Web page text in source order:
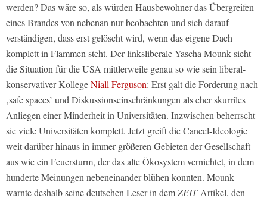
werden? Das wäre so, als würden Hausbewohner das Übergreifen
eines Brandes von nebenan nur beobachten und sich darauf
verständigen, dass erst gelöscht wird, wenn das eigene Dach
komplett in Flammen steht. Der linksliberale Yascha Mounk sieht
die Situation für die USA mittlerweile genau so wie sein liberal-
konservativer KollegeNiall Ferguson: Erst galt die Forderung nach
‚safe spaces’ und Diskussionseinschränkungen als eher skurriles
Anliegen einer Minderheit in Universitäten. Inzwischen beherrscht
sie viele Universitäten komplett. Jetzt greift die Cancel-Ideologie
weit darüber hinaus in immer größeren Gebieten der Gesellschaft
aus wie ein Feuersturm, der das alte Ökosystem vernichtet, in dem
hunderte Meinungen nebeneinander blühen konnten. Mounk
warnte deshalb seine deutschen Leser in demZEIT-Artikel, den